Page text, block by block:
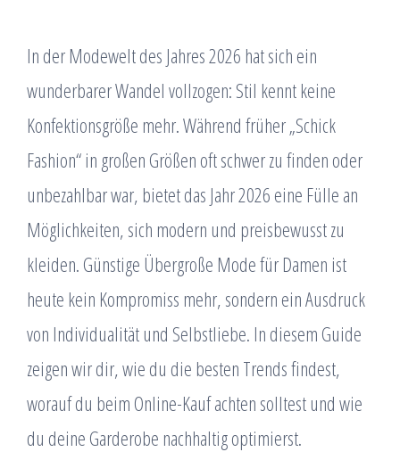
In der Modewelt des Jahres 2026 hat sich ein
wunderbarer Wandel vollzogen: Stil kennt keine
Konfektionsgröße mehr. Während früher „Schick
Fashion“ in großen Größen oft schwer zu finden oder
unbezahlbar war, bietet das Jahr 2026 eine Fülle an
Möglichkeiten, sich modern und preisbewusst zu
kleiden. Günstige Übergroße Mode für Damen ist
heute kein Kompromiss mehr, sondern ein Ausdruck
von Individualität und Selbstliebe. In diesem Guide
zeigen wir dir, wie du die besten Trends findest,
worauf du beim Online-Kauf achten solltest und wie
du deine Garderobe nachhaltig optimierst.